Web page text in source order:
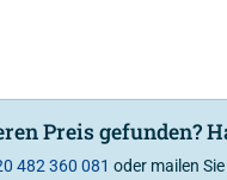
Preis gefunden?
482 360 081 oder mailen